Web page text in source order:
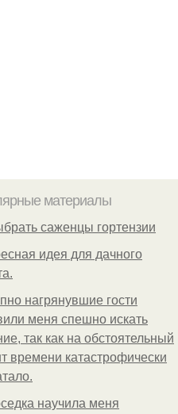
материалы
саженцы гортензии
идея для дачного
нагрянувшие гости
меня спешно искать
так как на обстоятельный
времени катастрофически
научила меня